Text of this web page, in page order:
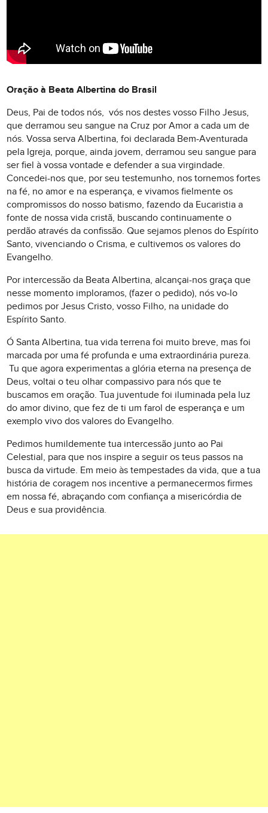
Oração à Beata Albertina do Brasil
Deus, Pai de todos nós, vós nos destes vosso Filho Jesus,
que derramou seu sangue na Cruz por Amor a cada um de
nós. Vossa serva Albertina, foi declarada Bem-Aventurada
pela Igreja, porque, ainda jovem, derramou seu sangue para
ser fiel à vossa vontade e defender a sua virgindade.
Concedei-nos que, por seu testemunho, nos tornemos fortes
na fé, no amor e na esperança, e vivamos fielmente os
compromissos do nosso batismo, fazendo da Eucaristia a
fonte de nossa vida cristã, buscando continuamente o
perdão através da confissão. Que sejamos plenos do Espírito
Santo, vivenciando o Crisma, e cultivemos os valores do
Evangelho.
Por intercessão da Beata Albertina, alcançai-nos graça que
nesse momento imploramos, (fazer o pedido), nós vo-lo
pedimos por Jesus Cristo, vosso Filho, na unidade do
Espírito Santo.
Ó Santa Albertina, tua vida terrena foi muito breve, mas foi
marcada por uma fé profunda e uma extraordinária pureza.
Tu que agora experimentas a glória eterna na presença de
Deus, voltai o teu olhar compassivo para nós que te
buscamos em oração. Tua juventude foi iluminada pela luz
do amor divino, que fez de ti um farol de esperança e um
exemplo vivo dos valores do Evangelho.
Pedimos humildemente tua intercessão junto ao Pai
Celestial, para que nos inspire a seguir os teus passos na
busca da virtude. Em meio às tempestades da vida, que a tua
história de coragem nos incentive a permanecermos firmes
em nossa fé, abraçando com confiança a misericórdia de
Deus e sua providência.